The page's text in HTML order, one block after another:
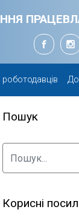
Пошук
Корисні